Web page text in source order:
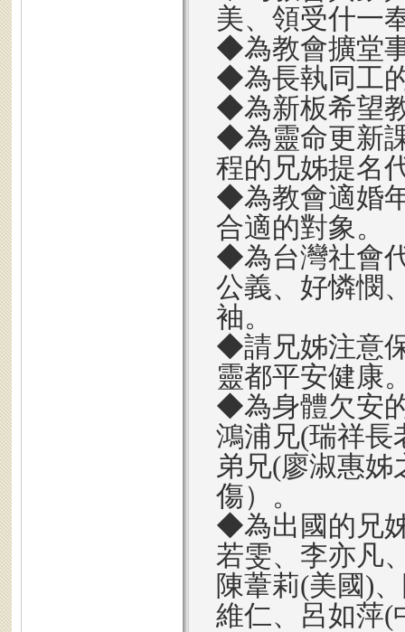
美、領受什一
◆為教會擴堂
◆為長執同工
◆為新板希望
◆為靈命更新
程的兄姊提名
◆為教會適婚
合適的對象。
◆為台灣社會
公義、好憐憫
袖。
◆請兄姊注意
靈都平安健康
◆為身體欠安
鴻浦兄(瑞祥長
弟兄(廖淑惠姊
傷）。
◆為出國的兄
若雯、李亦凡
陳葦莉(美國)
維仁、呂如萍(